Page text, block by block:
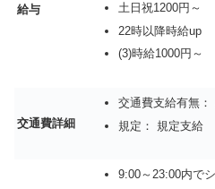
給与
土日祝1200円～
22時以降時給up
(3)時給1000円～
交通費詳細
交通費支給有無：
規定： 規定支給
9:00～23:00内で